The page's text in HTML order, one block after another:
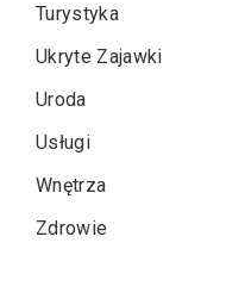
Turystyka
Ukryte Zajawki
Uroda
Usługi
Wnętrza
Zdrowie